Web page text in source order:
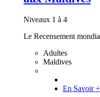
Niveaux 1 à 4
Le Recensement
Adultes
Maldives
En Savoir +